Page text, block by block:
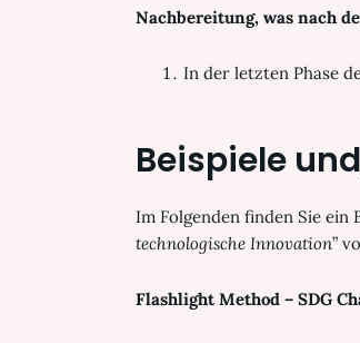
Nachbereitung, was nach
In der letzten Phase
Beispiele
Im Folgenden finden Sie ein
technologische Innovation”
Flashlight Method – SDG